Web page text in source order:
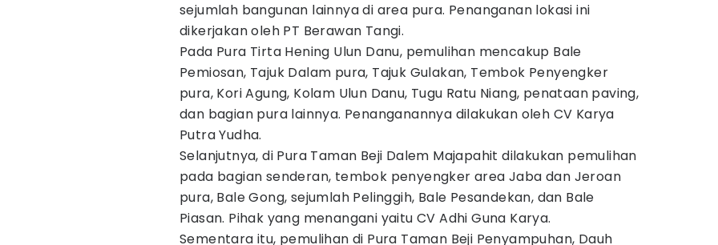
sejumlah bangunan lainnya di area pura. Penanganan lokasi ini
dikerjakan oleh PT Berawan Tangi.
Pada Pura Tirta Hening Ulun Danu, pemulihan mencakup Bale
Pemiosan, Tajuk Dalam pura, Tajuk Gulakan, Tembok Penyengker
pura, Kori Agung, Kolam Ulun Danu, Tugu Ratu Niang, penataan paving,
dan bagian pura lainnya. Penanganannya dilakukan oleh CV Karya
Putra Yudha.
Selanjutnya, di Pura Taman Beji Dalem Majapahit dilakukan pemulihan
pada bagian senderan, tembok penyengker area Jaba dan Jeroan
pura, Bale Gong, sejumlah Pelinggih, Bale Pesandekan, dan Bale
Piasan. Pihak yang menangani yaitu CV Adhi Guna Karya.
Sementara itu, pemulihan di Pura Taman Beji Penyampuhan, Dauh